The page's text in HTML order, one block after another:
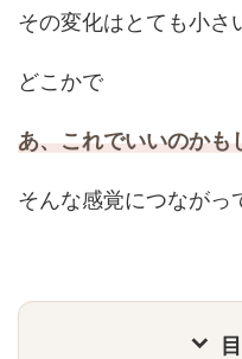
その変化はとても小さ
どこかで
あ、これでいいのかも
そんな感覚につながっ